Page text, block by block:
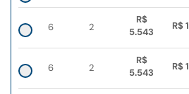
6 2
R$
5.543
R$
6 2
R$
5.543
R$